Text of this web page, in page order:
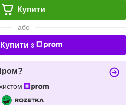
Купити
або
Купити з